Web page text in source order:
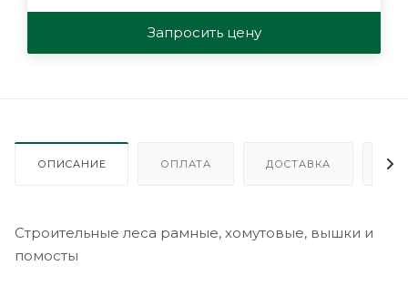
Запросить цену
ОПИСАНИЕ ОПЛАТА ДОСТАВКА
Строительные леса рамные, хомутовые, вышки и
помосты